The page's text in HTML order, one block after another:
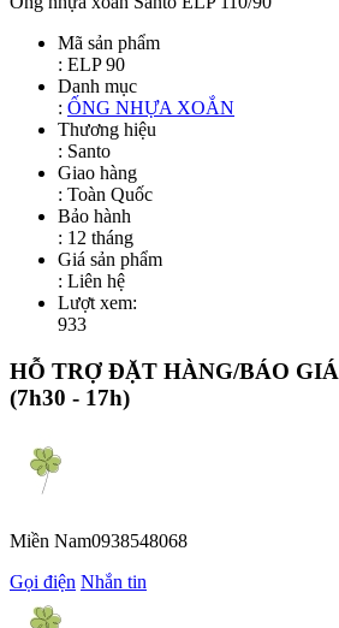
Mã sản phẩm
: ELP 90
Danh mục
: ỐNG NHỰA XOẮN
Thương hiệu
: Santo
Giao hàng
: Toàn Quốc
Bảo hành
: 12 tháng
Giá sản phẩm
: Liên hệ
Lượt xem:
933
HỖ TRỢ ĐẶT HÀNG/BÁO GIÁ
(7h30 - 17h)
Miền Nam0938548068
Gọi điện Nhắn tin